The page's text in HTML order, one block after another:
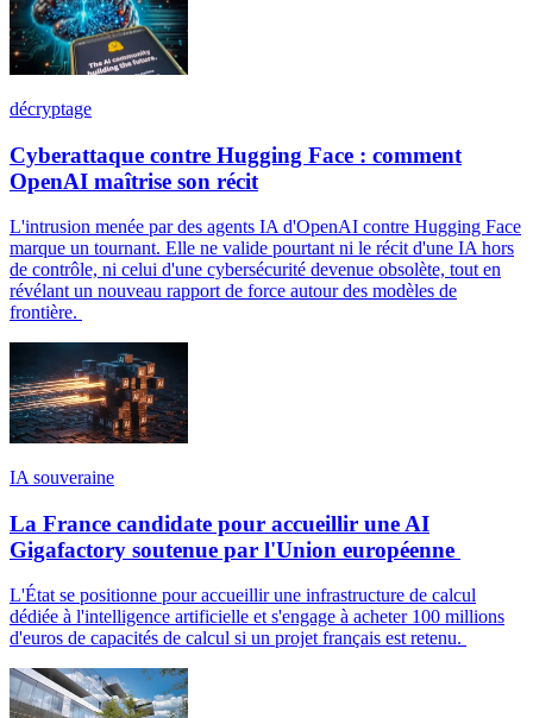
décryptage
Cyberattaque contre Hugging Face : comment
OpenAI maîtrise son récit
L'intrusion menée par des agents IA d'OpenAI contre Hugging Face
marque un tournant. Elle ne valide pourtant ni le récit d'une IA hors
de contrôle, ni celui d'une cybersécurité devenue obsolète, tout en
révélant un nouveau rapport de force autour des modèles de
frontière.
IA souveraine
La France candidate pour accueillir une AI
Gigafactory soutenue par l'Union européenne
L'État se positionne pour accueillir une infrastructure de calcul
dédiée à l'intelligence artificielle et s'engage à acheter 100 millions
d'euros de capacités de calcul si un projet français est retenu.